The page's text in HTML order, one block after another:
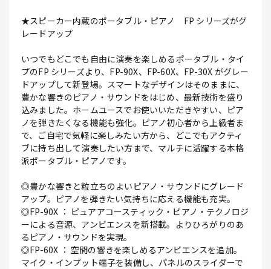
★スピーカー内蔵のポータブル・ピアノ FP シリーズがグ
レードアップ
いつでもどこでも自由に演奏を楽しめるポータブル・タイ
プのFP シリーズより、FP-90X、FP-60X、FP-30X がグレー
ドアップして新登場。スマートなデザインはそのままに、
豊かな響きのピアノ・サウンドをはじめ、最新技術を盛り
込みました。ホームユースでお使いいただきやすい、ピア
ノを弾きたくなる機能も強化。ピアノ初心者から上級者ま
で、ご自宅で気軽に楽しみたい方から、どこでもアクティ
ブに持ち出して演奏したい方まで、マルチに活躍する本格
派ポータブル・ピアノです。
◎豊かな響きと粒立ちのよいピアノ・サウンドにグレード
アップ。ピアノを弾きたい気持ちに応える機能も充実。
◎FP-90X ： ピュアアコースティック・ピアノ・テクノロジ
ーによる音源、アンビエンスを新搭載。よりひろがりのあ
るピアノ・サウンドを実現。
◎FP-60X ： 空間の響きを楽しめるアンビエンスを追加。
マイク・インプット端子を装備し、パネルのスライダーで